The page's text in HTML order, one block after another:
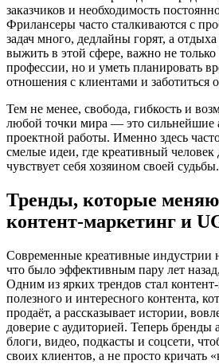
заказчиков и необходимость
Фрилансеры часто сталкиваются с
задач много, дедлайны горят, а
выжить в этой сфере, важно не
профессии, но и уметь планировать
отношения с клиентами и заботиться
Тем не менее, свобода, гибкость и
любой точки мира — это сильнейшие
проектной работы. Именно здесь
смелые идеи, где креативный человек
чувствует себя хозяином своей судьбы.
Тренды, которые
контент-маркетинг и
Современные креативные индустрии
что было эффективным пару лет
Одним из ярких трендов стал
полезного и интересного контента,
продаёт, а рассказывает истории,
доверие с аудиторией. Теперь бренды
блоги, видео, подкасты и соцсети,
своих клиентов, а не просто кричать